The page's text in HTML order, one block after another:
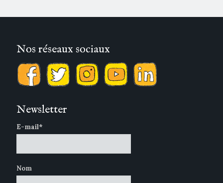
Nos réseaux sociaux
Newsletter
E-mail*
Nom